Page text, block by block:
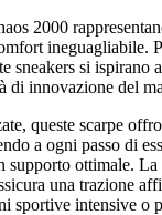
2000
ineguagliabile.
sneakers si ispirano
di innovazione del
queste scarpe
a ogni passo di
supporto ottimale. La
una trazione
sportive intensive o